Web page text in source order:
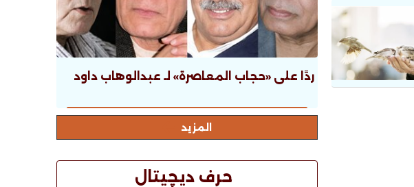
ردًا على «حجاب المعاصرة» لـ عبدالوهاب داود
المزيد
حرف ديچيتال